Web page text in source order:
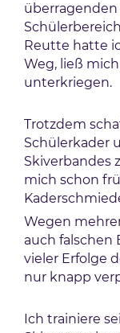
Reutte hatte
Weg, ließ
unterkriegen.
Trotzdem
Schülerkader
Skiverbandes
mich schon
Wegen
auch falschen
vieler Erfolge
nur knapp
Ich trainiere